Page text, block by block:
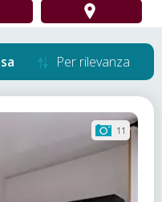
Per rilevanza
11